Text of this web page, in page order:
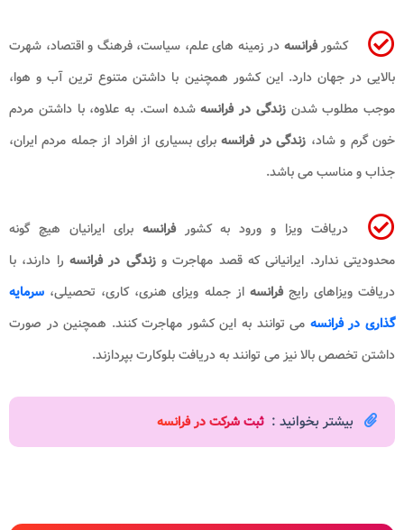
کشورفرانسه در زمینه های علم، سیاست، فرهنگ و اقتصاد، شهرت
بالایی در جهان دارد. این کشور همچنین با داشتن متنوع ترین آب و هوا،
موجب مطلوب شدن زندگی در فرانسهشده است. به علاوه، با داشتن مردم
خون گرم و شاد، زندگی در فرانسه برای بسیاری از افراد از جمله مردم ایران،
جذاب و مناسب می باشد.
دریافت ویزا و ورود به کشورفرانسه برای ایرانیان هیچ گونه
محدودیتی ندارد. ایرانیانی که قصد مهاجرت وزندگی در فرانسه را دارند، با
دریافت ویزاهای رایجفرانسهاز جمله ویزای هنری، کاری، تحصیلی، سرمایه
گذاری در فرانسه می توانند به این کشور مهاجرت کنند. همچنین در صورت
داشتن تخصص بالا نیز می توانند به دریافت بلوکارت بپردازند.
بیشتر بخوانید : ثبت شرکت در فرانسه